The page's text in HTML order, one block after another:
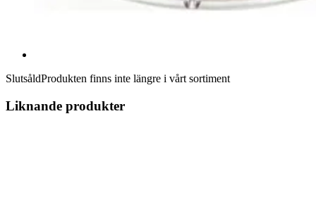
SlutsåldProdukten finns inte längre i vårt sortiment
Liknande produkter